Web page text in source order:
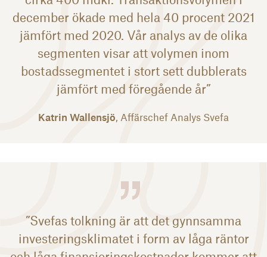
december ökade med hela 40 procent 2021
jämfört med 2020. Vår analys av de olika
segmenten visar att volymen inom
bostadssegmentet i stort sett dubblerats
jämfört med föregående år”
Katrin Wallensjö , Affärschef Analys Svefa
”Svefas tolkning är att det gynnsamma
investeringsklimatet i form av låga räntor